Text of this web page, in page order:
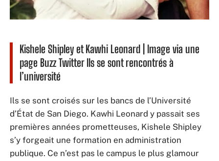
Kishele Shipley et Kawhi Leonard | Image via une
page Buzz Twitter Ils se sont rencontrés à
l’université
Ils se sont croisés sur les bancs de l’Université
d’État de San Diego. Kawhi Leonard y passait ses
premières années prometteuses, Kishele Shipley
s’y forgeait une formation en administration
publique. Ce n’est pas le campus le plus glamour